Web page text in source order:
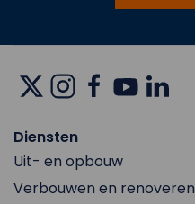
Diensten
Uit- en opbouw
Verbouwen en renoveren